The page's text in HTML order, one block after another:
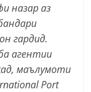
назар аз
гардид.
агентии
маълумоти
Port